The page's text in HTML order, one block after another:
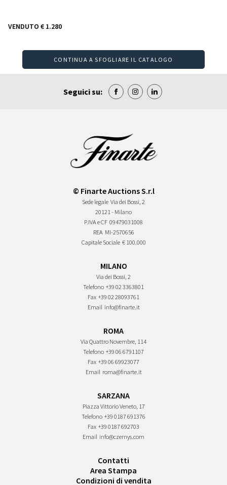
VENDUTO € 1.280
CONTINUA A SFOGLIARE IL CATALOGO
Seguici su:
© Finarte Auctions S.r.l
Sede legale Via dei Bossi, 2
20121 - Milano
P.IVA e CF 09479031008
REA MI-2570656
Capitale Sociale € 100.000
MILANO
Via dei Bossi, 2
Telefono +39 02 3363801
Fax +39 02 28093761
Email info@finarte.it
ROMA
Via Quattro Novembre, 114
Telefono +39 06 6791107
Fax +39 06 69923077
Email roma@finarte.it
SARZANA
Piazza Vittorio Veneto, 17
Telefono +39 0187 691376
Fax +39 0187 692703
Email info@czernys.com
Contatti
Area Stampa
Condizioni di vendita